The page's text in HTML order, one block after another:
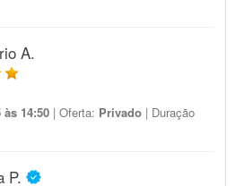
A.
às 14:50 | Oferta: Privado | Duração
P.